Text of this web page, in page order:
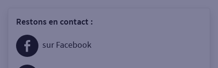
Restons en contact :
sur Facebook